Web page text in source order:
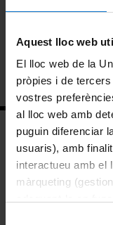
Aquest lloc web
El lloc web de la
pròpies i de
vostres
al lloc web amb
puguin diferenciar
usuaris), amb
interactueu amb el
màrqueting
Intranet (PDI y
Campus Virtual
Alumni UB